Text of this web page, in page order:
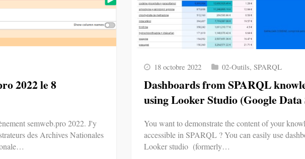
2022 le 8
semweb.pro 2022. J'y
des Archives Nationales
18 octobre 2022 02-Outils, SPARQL
Dashboards from SPARQL
using Looker Studio (Google
You want to demonstrate the content of your
accessible in SPARQL ? You can easily use
Looker studio (formerly…